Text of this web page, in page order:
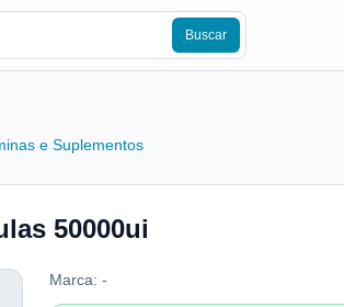
Buscar
e Suplementos
50000ui
Marca: -